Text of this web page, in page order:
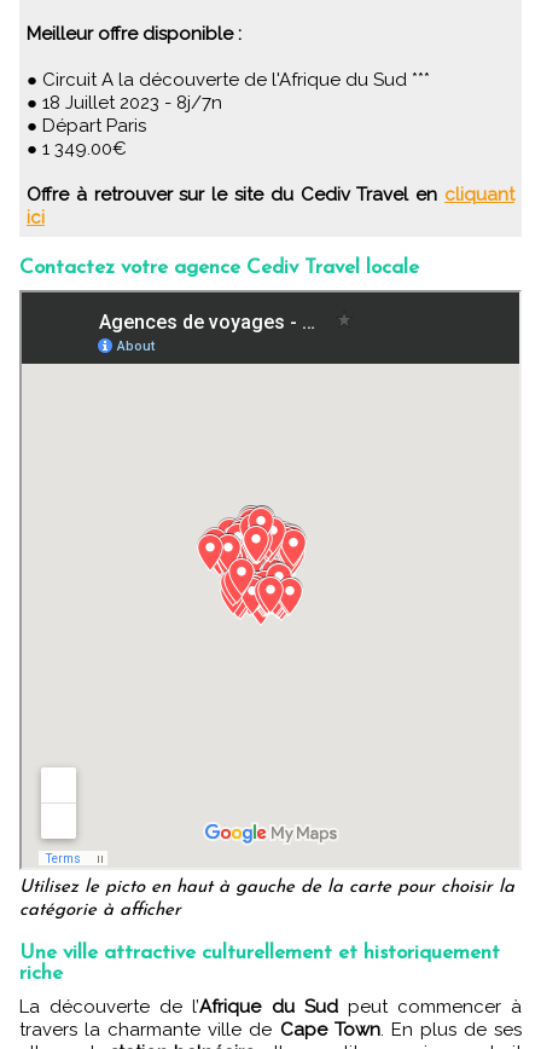
Meilleur offre disponible :
● Circuit A la découverte de l'Afrique du Sud ***
● 18 Juillet 2023 - 8j/7n
● Départ Paris
● 1 349.00€
Offre à retrouver sur le site du Cediv Travel en cliquant
ici
Contactez votre agence Cediv Travel locale
Utilisez le picto en haut à gauche de la carte pour choisir la
catégorie à afficher
Une ville attractive culturellement et historiquement
riche
La découverte de l’Afrique du Sudpeut commencer à
travers la charmante ville de Cape Town. En plus de ses